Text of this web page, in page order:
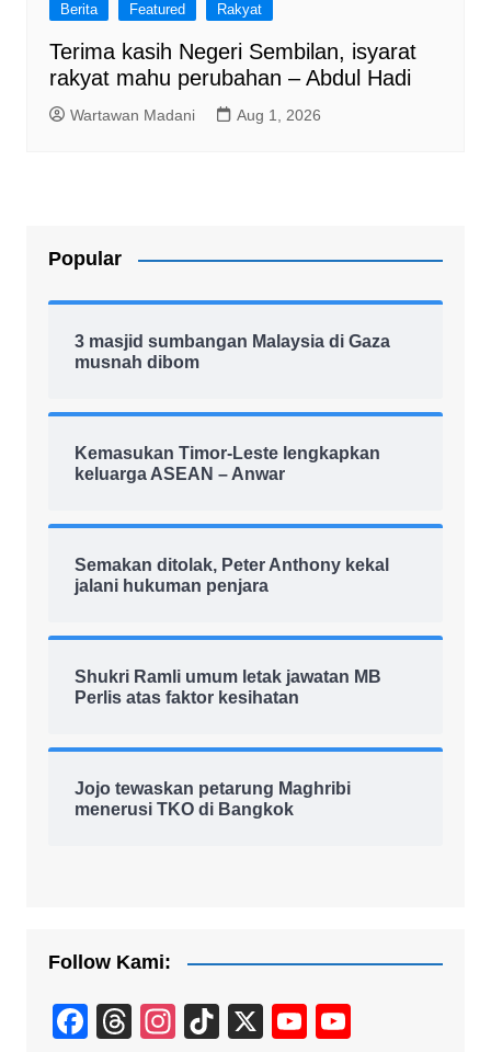
Berita Featured Rakyat
Terima kasih Negeri Sembilan, isyarat
rakyat mahu perubahan – Abdul Hadi
Wartawan Madani Aug 1, 2026
Popular
3 masjid sumbangan Malaysia di Gaza
musnah dibom
Kemasukan Timor-Leste lengkapkan
keluarga ASEAN – Anwar
Semakan ditolak, Peter Anthony kekal
jalani hukuman penjara
Shukri Ramli umum letak jawatan MB
Perlis atas faktor kesihatan
Jojo tewaskan petarung Maghribi
menerusi TKO di Bangkok
Follow Kami:
F
T
In
Ti
X
Y